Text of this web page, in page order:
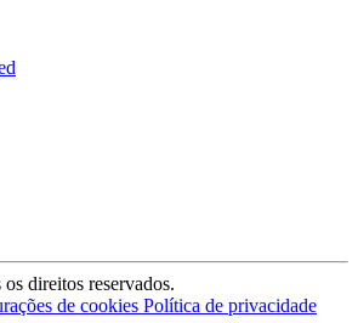
direitos reservados.
de cookies Política de privacidade